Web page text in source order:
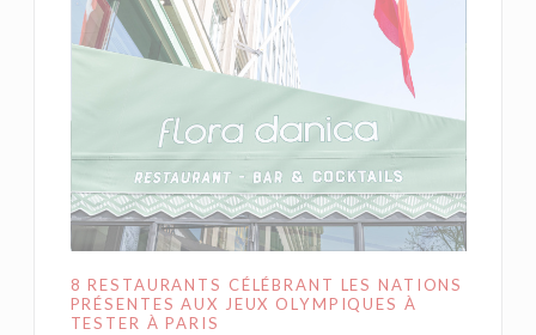
8 RESTAURANTS CÉLÉBRANT LES NATIONS
PRÉSENTES AUX JEUX OLYMPIQUES À
TESTER À PARIS